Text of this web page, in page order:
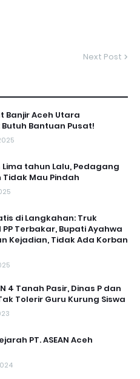
Next Post
Banjir Aceh Utara
Bantuan Pusat!
Lima tahun Lalu, Pedagang
Tidak Mau Pindah
di Langkahan: Truk
Terbakar, Bupati Ayahwa
Kejadian, Tidak Ada Korban
4 Tanah Pasir, Dinas P dan
Tolerir Guru Kurung Siswa
PT. ASEAN Aceh